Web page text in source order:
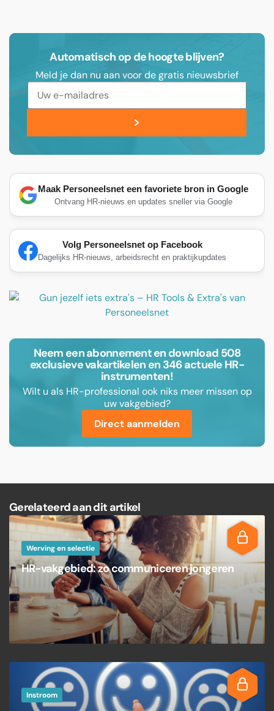
Automatisch op de hoogte blijven?
Meld je dan nu aan voor de gratis nieuwsbrief
Maak Personeelsnet een favoriete bron in Google
Ontvang HR-nieuws en updates sneller via Google
Volg Personeelsnet op Facebook
Dagelijks HR-nieuws, arbeidsrecht en praktijkupdates
Neem een abonnement en download 508
exclusieve vakartikelen en 346 actuele HR-
instrumenten!
Wilt u als HR-professional ook niks meer missen op
uw vakgebied?
Direct aanmelden
Gerelateerd aan dit artikel
Werving en selectie
HR-vakgebied: zo communiceren jongeren
Instroom